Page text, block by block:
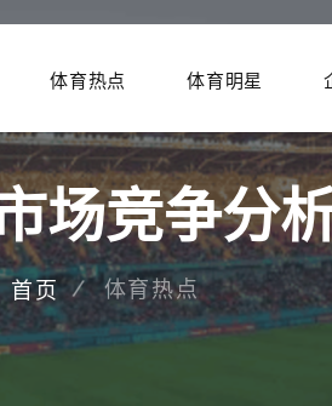
体育热点 体育明星
场竞争分
首页 体育热点